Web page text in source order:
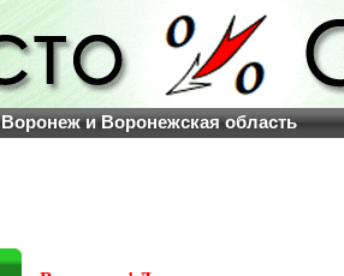
Воронеж и Воронежская область